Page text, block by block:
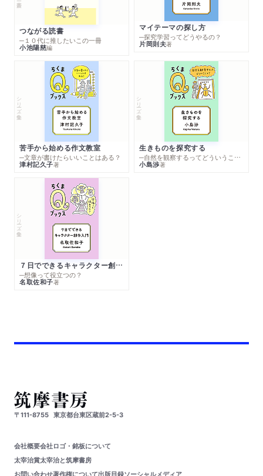
つながる読書
─１０代に推したいこの一冊
小池陽慈編
マイテーマの探し方
─探究学習ってどうやるの？
片岡則夫著
シリーズ・全集
苦手から始める作文教室
─文章が書けたらいいことはある？
津村記久子著
シリーズ・全集
生きものを探究する
─自然を観察するってどういうこと？
小島渉著
シリーズ・全集
７日でできるキャラクター創作入門
─想像って役立つの？
名取佐和子著
〒111-8755 東京都台東区蔵前2-5-3
会社概要会社ロゴ・銘板について
太宰治賞太宰治と筑摩書房
お問い合わせ著作権について出版目録ソーシャルメディア